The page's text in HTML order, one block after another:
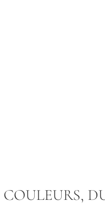
COULEURS,